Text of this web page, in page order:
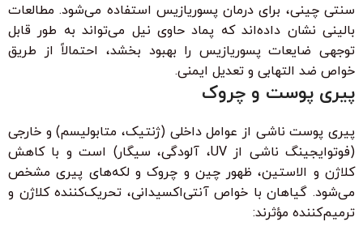
سنتی چینی، برای درمان پسوریازیس استفاده می‌شود. مطالعات
بالینی نشان داده‌اند که پماد حاوی نیل می‌تواند به طور قابل
توجهی ضایعات پسوریازیس را بهبود بخشد، احتمالاً از طریق
خواص ضد التهابی و تعدیل ایمنی.
پیری پوست و چروک
پیری پوست ناشی از عوامل داخلی (ژنتیک، متابولیسم) و خارجی
(فوتوایجینگ ناشی از UV، آلودگی، سیگار) است و با کاهش
کلاژن و الاستین، ظهور چین و چروک و لکه‌های پیری مشخص
می‌شود. گیاهان با خواص آنتی‌اکسیدانی، تحریک‌کننده کلاژن و
ترمیم‌کننده مؤثرند: